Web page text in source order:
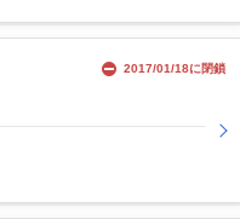
2017/01/18に閉鎖